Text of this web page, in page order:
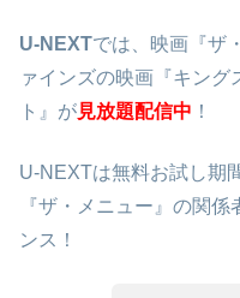
U-NEXTでは、映画『ザ
ァインズの映画『キン
ト』が見放題配信中 ！
U-NEXTは無料お試し期
『ザ・メニュー』の関
ンス！